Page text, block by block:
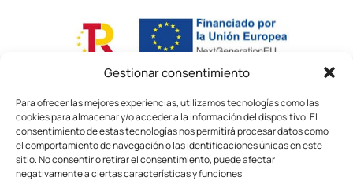
Gestionar consentimiento
Para ofrecer las mejores experiencias, utilizamos tecnologías como las
cookies para almacenar y/o acceder a la información del dispositivo. El
consentimiento de estas tecnologías nos permitirá procesar datos como
el comportamiento de navegación o las identificaciones únicas en este
sitio. No consentir o retirar el consentimiento, puede afectar
negativamente a ciertas características y funciones.
Instalaciones y equipamiento
Contacto